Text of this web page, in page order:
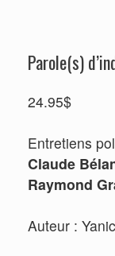
Parole(s)
24.95$
Entretiens
Claude
Raymond
Auteur :